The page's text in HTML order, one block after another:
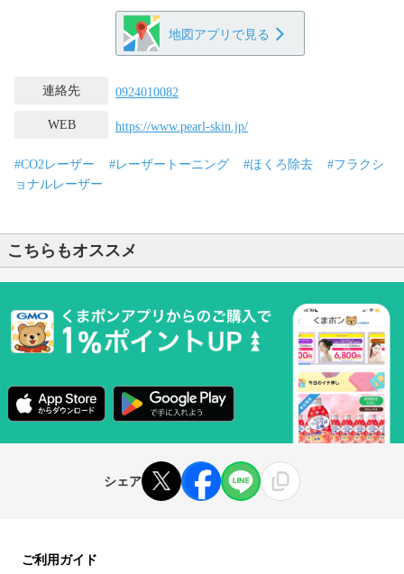
地図アプリで見る
連絡先 0924010082
WEB https://www.pearl-skin.jp/
#CO2レーザー #レーザートーニング #ほくろ除去
#フラクシ
ョナルレーザー
こちらもオススメ
シェア
ご利用ガイド